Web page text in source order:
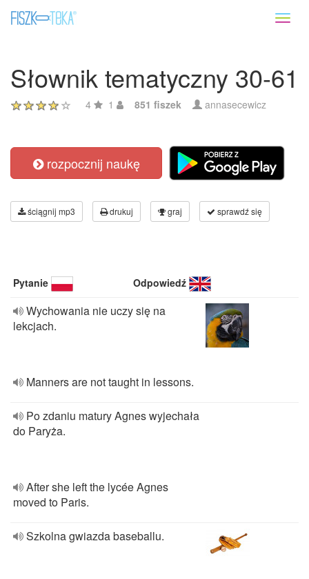
Słownik tematyczny 30-61
4 1 851 fiszek annasecewicz
rozpocznij naukę
ściągnij mp3 drukuj graj sprawdź się
Pytanie Odpowiedź
Wychowania nie uczy się na
lekcjach.
Manners are not taught in lessons.
Po zdaniu matury Agnes wyjechała
do Paryża.
After she left the lycée Agnes
moved to Paris.
Szkolna gwiazda baseballu.